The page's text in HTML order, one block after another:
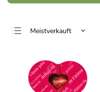
Meistverkauft
Teuerste
Alphabetisch